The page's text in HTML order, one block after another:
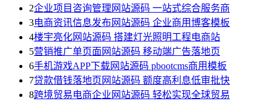
2企业项目咨询管理网站源码 一站式综合服务商
3电商资讯信息发布网站源码 企业商用博客模板
4楼宇亮化网站源码 搭建灯光照明工程电商站
5营销推广单页面网站源码 移动端广告落地页
6手机游戏APP下载网站源码 pbootcms商用模板
7贷款借钱落地页网站源码 额度高利息低审批快
8跨境贸易电商企业网站源码 轻松实现全球贸易